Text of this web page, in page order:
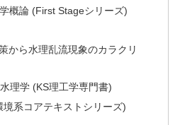
概論 (First Stageシリーズ)
から水理乱流現象のカラクリ
理学 (KS理工学専門書)
系コアテキストシリーズ)